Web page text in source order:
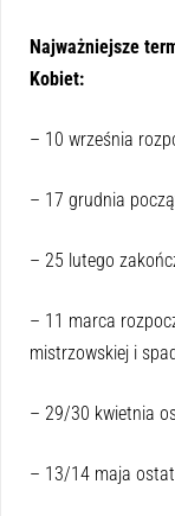
Najważniejsze
Kobiet:
– 10 września
– 17 grudnia
– 25 lutego
– 11 marca
mistrzowskiej i
– 29/30 kwietnia
– 13/14 maja